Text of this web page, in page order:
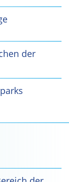
der